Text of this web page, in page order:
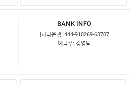
BANK INFO
[하나은행] 444-910269-63707
예금주: 정영덕